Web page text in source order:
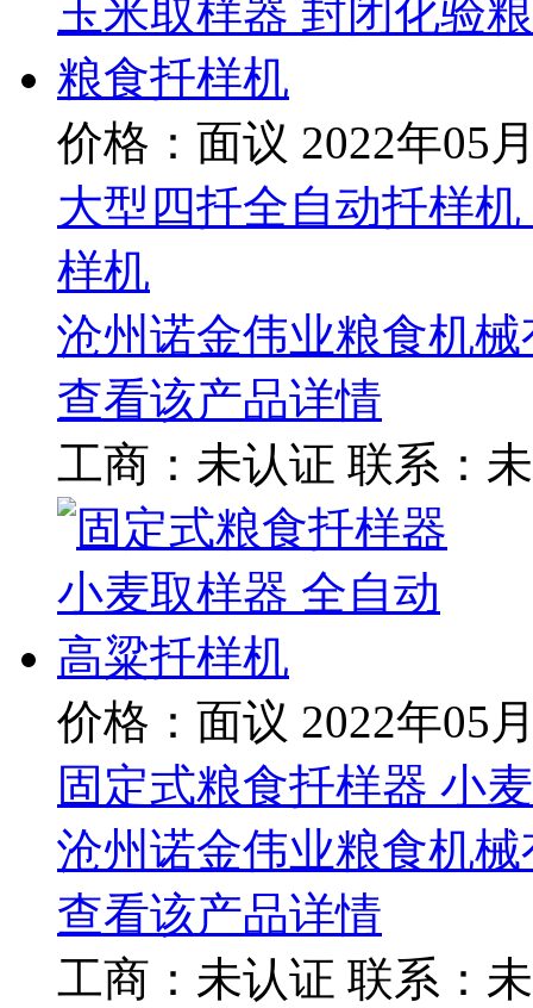
价格：面议 2022年05
大型四扦全自动扦样
样机
沧州诺金伟业粮食机
查看该产品详情
工商： 未认证 联系：
价格：面议 2022年05
固定式粮食扦样器 小
沧州诺金伟业粮食机
查看该产品详情
工商： 未认证 联系：